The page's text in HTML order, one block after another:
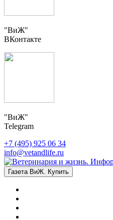
"ВиЖ"
ВКонтакте
"ВиЖ"
Telegram
+7 (495) 925 06 34
info@vetandlife.ru
Газета ВиЖ. Купить